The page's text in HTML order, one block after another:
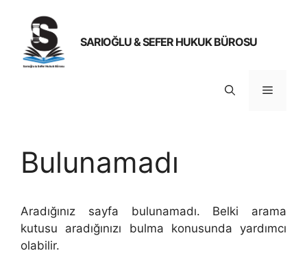
SARIOĞLU & SEFER HUKUK BÜROSU
Menü
Bulunamadı
Aradığınız sayfa bulunamadı. Belki arama
kutusu aradığınızı bulma konusunda yardımcı
olabilir.